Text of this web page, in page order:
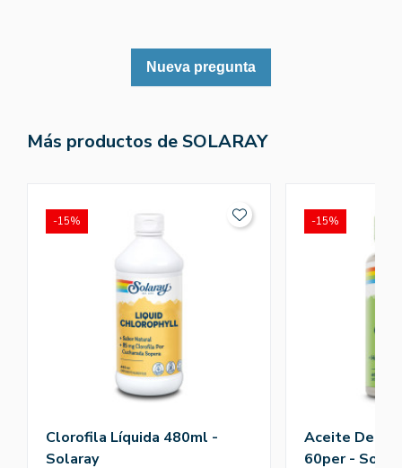
Nueva pregunta
Más productos de SOLARAY
Clorofila Líquida 480ml -
Solaray
-15%
Aceite De
60per -
-15%